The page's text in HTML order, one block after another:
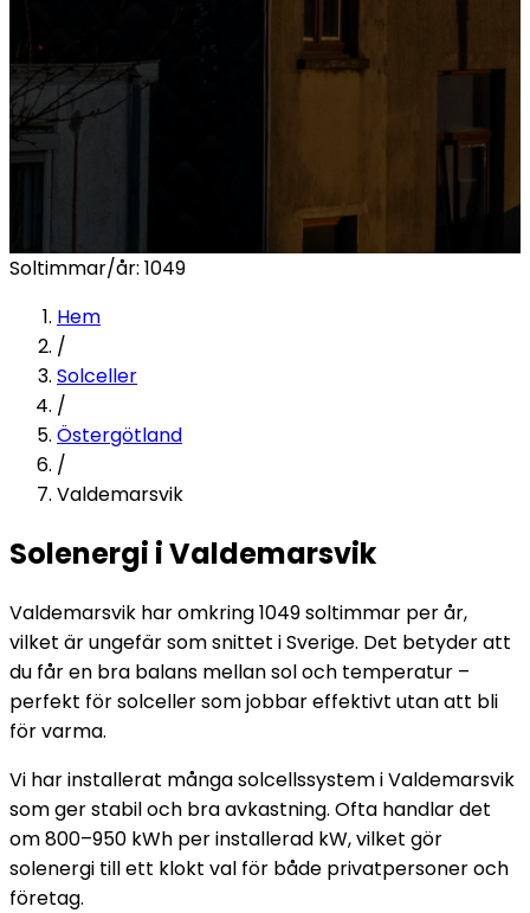
Soltimmar/år: 1049
Hem
/
Solceller
/
Östergötland
/
Valdemarsvik
Solenergi i Valdemarsvik
Valdemarsvik har omkring 1049 soltimmar per år,
vilket är ungefär som snittet i Sverige. Det betyder att
du får en bra balans mellan sol och temperatur –
perfekt för solceller som jobbar effektivt utan att bli
för varma.
Vi har installerat många solcellssystem i Valdemarsvik
som ger stabil och bra avkastning. Ofta handlar det
om 800–950 kWh per installerad kW, vilket gör
solenergi till ett klokt val för både privatpersoner och
företag.